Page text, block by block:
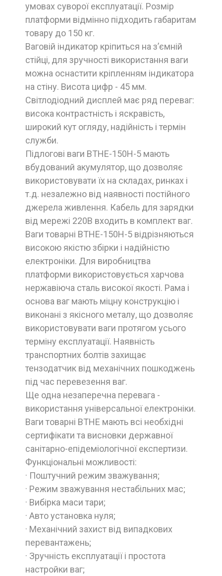
умовах суворої експлуатації. Розмір
платформи відмінно підходить габаритам
товару до 150 кг.
Ваговій індикатор кріпиться на з’ємній
стійці, для зручності використання ваги
можна оснастити кріпленням індикатора
на стіну. Висота цифр - 45 мм.
Світлодіодний дисплей має ряд переваг:
висока контрастність і яскравість,
широкий кут огляду, надійність і термін
служби.
Підлогові ваги ВТНЕ-150Н-5 мають
вбудований акумулятор, що дозволяє
використовувати їх на складах, ринках і
т.д. незалежно від наявності постійного
джерела живлення. Кабель для зарядки
від мережі 220В входить в комплект ваг.
Ваги товарні ВТНЕ-150Н-5 відрізняються
високою якістю збірки і надійністю
електроніки. Для виробництва
платформи використовується харчова
нержавіюча сталь високої якості. Рама і
основа ваг мають міцну конструкцію і
виконані з якісного металу, що дозволяє
використовувати ваги протягом усього
терміну експлуатації. Наявність
транспортних болтів захищає
тензодатчик від механічних пошкоджень
під час перевезення ваг.
Ще одна незаперечна перевага -
використання універсальної електроніки.
Ваги товарні ВТНЕ мають всі необхідні
сертифікати та висновки державної
санітарно-епідеміологічної експертизи.
Функціональні можливості:
· Поштучний режим зважування;
· Режим зважування нестабільних мас;
· Вибірка маси тари;
· Авто установка нуля;
· Механічний захист від випадкових
перевантажень;
· Зручність експлуатації і простота
настройки ваг;